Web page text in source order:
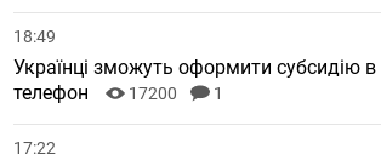
18:49
Українці зможуть оформити субсидію в
телефон
17200 1
17:22